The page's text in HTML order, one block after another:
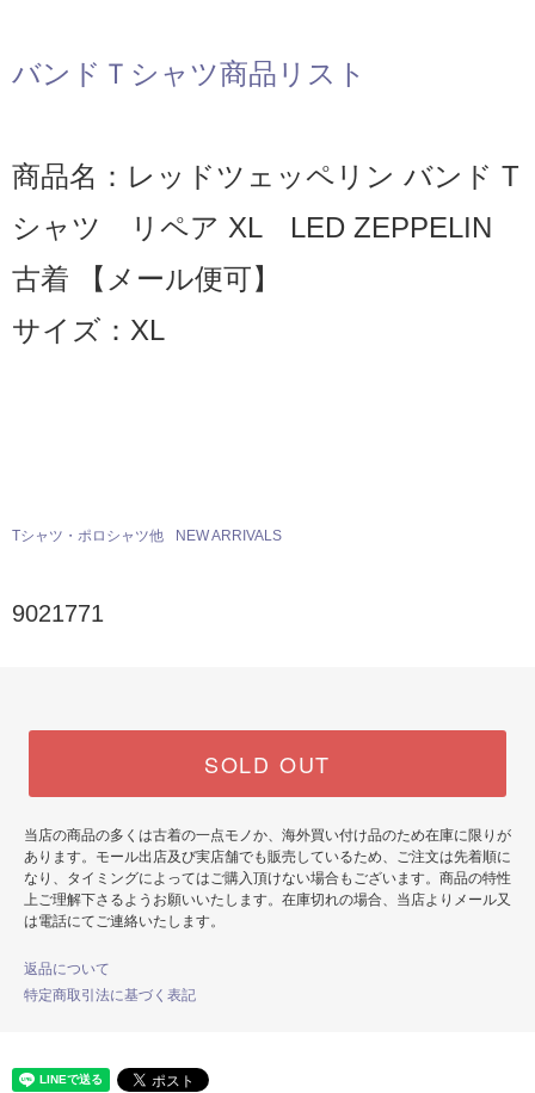
バンドＴシャツ商品リスト
商品名：レッドツェッペリン バンド T
シャツ リペア XL LED ZEPPELIN
古着 【メール便可】
サイズ：XL
Tシャツ・ポロシャツ他 NEW ARRIVALS
9021771
SOLD OUT
当店の商品の多くは古着の一点モノか、海外買い付け品のため在庫に限りが
あります。モール出店及び実店舗でも販売しているため、ご注文は先着順に
なり、タイミングによってはご購入頂けない場合もございます。商品の特性
上ご理解下さるようお願いいたします。在庫切れの場合、当店よりメール又
は電話にてご連絡いたします。
返品について
特定商取引法に基づく表記